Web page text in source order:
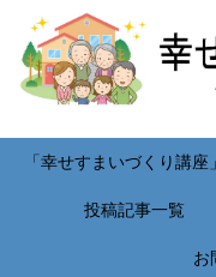
投稿記事一覧
お